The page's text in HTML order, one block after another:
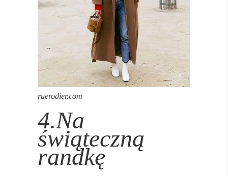
ruerodier.com
4.Na
świąteczną
randkę